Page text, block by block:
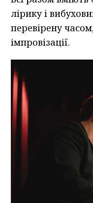
лірику і
перевірену
імпровізації.